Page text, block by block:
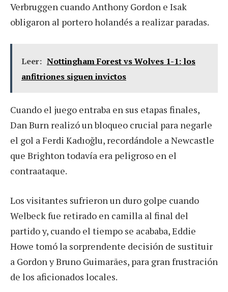
Verbruggen cuando Anthony Gordon e Isak
obligaron al portero holandés a realizar paradas.
Leer: Nottingham Forest vs Wolves 1-1: los
anfitriones siguen invictos
Cuando el juego entraba en sus etapas finales,
Dan Burn realizó un bloqueo crucial para negarle
el gol a Ferdi Kadıoğlu, recordándole a Newcastle
que Brighton todavía era peligroso en el
contraataque.
Los visitantes sufrieron un duro golpe cuando
Welbeck fue retirado en camilla al final del
partido y, cuando el tiempo se acababa, Eddie
Howe tomó la sorprendente decisión de sustituir
a Gordon y Bruno Guimarães, para gran frustración
de los aficionados locales.